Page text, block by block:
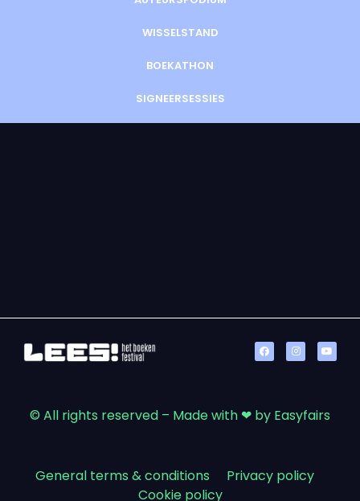
WISSELSTAND
BOEKATHON
SIGNEERSESSIES
© All rights reserved – Made with ❤ by Easyfairs
General terms & conditions Privacy policy
Cookie policy